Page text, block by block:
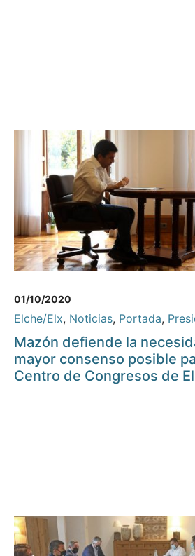
01/10/2020
Elche/Elx, Noticias, Portada,
Mazón defiende la
mayor consenso posible
Centro de Congresos de